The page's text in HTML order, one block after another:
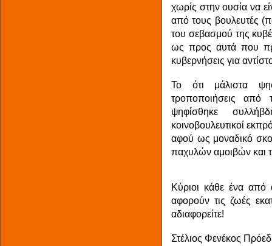
χωρίς στην ουσία να
από τους βουλευτές
του σεβασμού της
ως προς αυτά που
κυβερνήσεις για
Το ότι μάλιστα
τροποποιήσεις από
ψηφίσθηκε
κοινοβουλευτικοί
αφού ως μοναδικό
παχυλών αμοιβών και
Κύριοι κάθε ένα από
αφορούν τις ζωές
αδιαφορείτε!
Στέλιος Φενέκος